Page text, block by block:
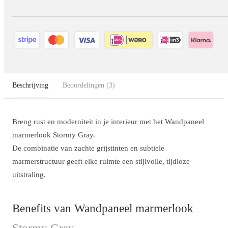
Beschrijving Beoordelingen (3)
Breng rust en moderniteit in je interieur met het Wandpaneel
marmerlook Stormy Gray.
De combinatie van zachte grijstinten en subtiele
marmerstructuur geeft elke ruimte een stijlvolle, tijdloze
uitstraling.
Benefits van Wandpaneel marmerlook